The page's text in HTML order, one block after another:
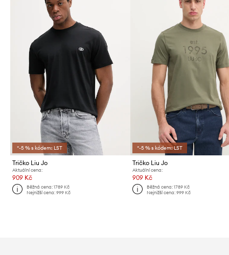
*-5 % s kódem: LST
Tričko Liu Jo
Aktuální cena:
909 Kč
Běžná cena:1789 Kč
Nejnižší cena:999 Kč
*-5 % s kódem: LST
Tričko Liu Jo
Aktuální cena:
909 Kč
Běžná cena: 1789 Kč
Nejnižší cena: 999 Kč